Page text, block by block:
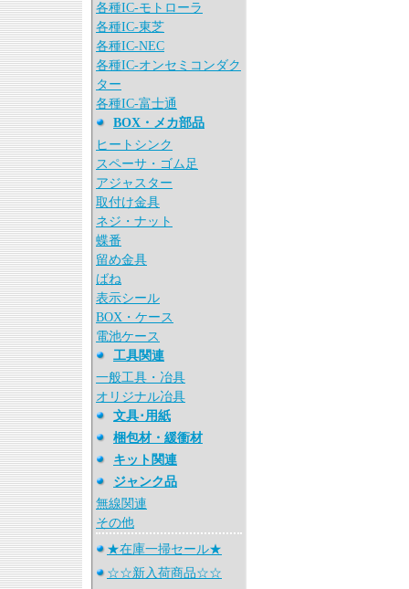
各種IC-モトローラ
各種IC-東芝
各種IC-NEC
各種IC-オンセミコンダク
ター
各種IC-富士通
BOX・メカ部品
ヒートシンク
スペーサ・ゴム足
アジャスター
取付け金具
ネジ・ナット
蝶番
留め金具
ばね
表示シール
BOX・ケース
電池ケース
工具関連
一般工具・冶具
オリジナル冶具
文具･用紙
梱包材・緩衝材
キット関連
ジャンク品
無線関連
その他
★在庫一掃セール★
☆☆新入荷商品☆☆